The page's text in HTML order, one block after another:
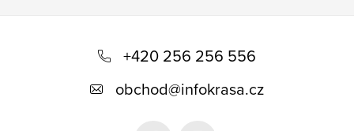
+420 256 256 556
obchod@infokrasa.cz